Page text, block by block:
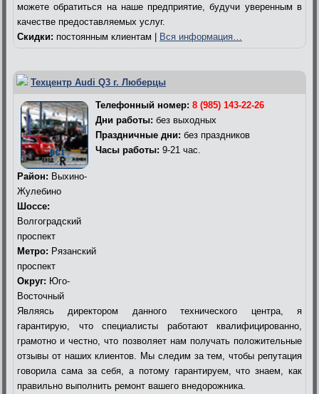
можете обратиться на наше предприятие, будучи уверенным в
качестве предоставляемых услуг.
Скидки: постоянным клиентам | Вся информация…
Техцентр Audi Q3 г. Люберцы
Телефонный номер: 8 (985) 143-22-26
Дни работы: без выходных
Праздничные дни: без праздников
Часы работы: 9-21 час.
Район: Выхино-
Жулебино
Шоссе:
Волгоградский
проспект
Метро: Рязанский
проспект
Округ: Юго-
Восточный
Являясь директором данного технического центра, я
гарантирую, что специалисты работают квалифицированно,
грамотно и честно, что позволяет нам получать положительные
отзывы от наших клиентов. Мы следим за тем, чтобы репутация
говорила сама за себя, а потому гарантируем, что знаем, как
правильно выполнить ремонт вашего внедорожника.